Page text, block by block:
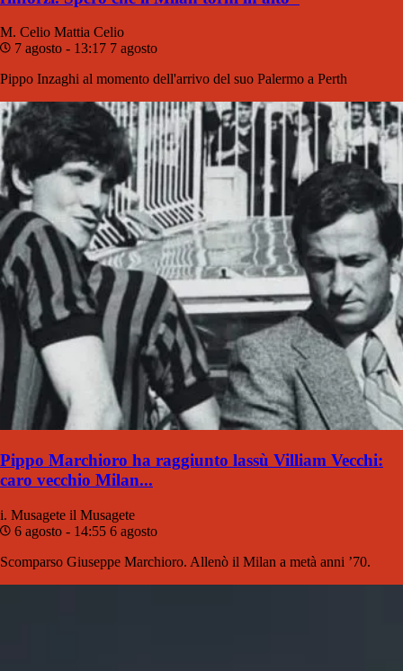
M. Celio Mattia Celio
7 agosto - 13:17 7 agosto
Pippo Inzaghi al momento dell'arrivo del suo Palermo a Perth
Pippo Marchioro ha raggiunto lassù Villiam Vecchi:
caro vecchio Milan...
i. Musagete il Musagete
6 agosto - 14:55 6 agosto
Scomparso Giuseppe Marchioro. Allenò il Milan a metà anni ’70.